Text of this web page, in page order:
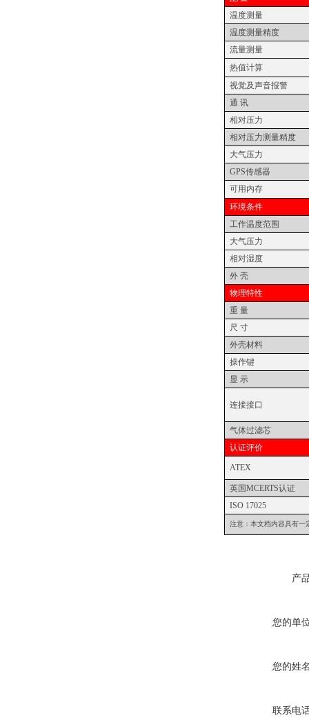
温度测量
温度测量精度
流量测量
热值计算
视觉及声音报警
通 讯
相对压力
相对压力测量精度
大气压力
GPS传感器
可用内存
环境条件
工作温度范围
大气压力
相对湿度
外 壳
物理特性
重 量
尺 寸
外壳材料
操作键
显 示
连接接口
气体过滤芯
认证评价
ATEX
英国MCERTS认证
ISO 17025
注意：本文档内容具有一
产
您的单
您的姓
联系电